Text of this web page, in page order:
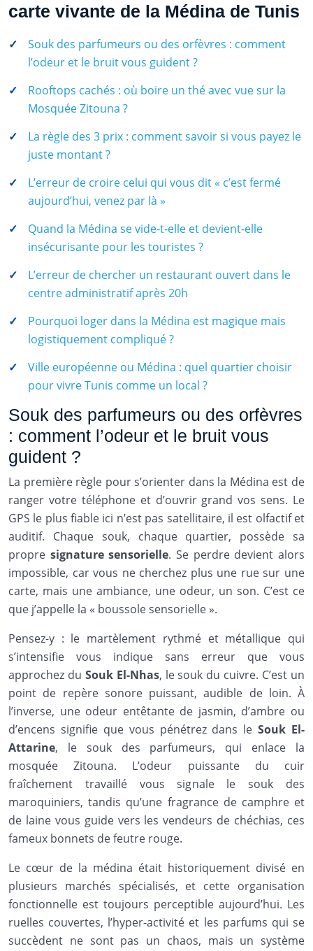
carte vivante de la Médina de Tunis
Souk des parfumeurs ou des orfèvres : comment
l’odeur et le bruit vous guident ?
Rooftops cachés : où boire un thé avec vue sur la
Mosquée Zitouna ?
La règle des 3 prix : comment savoir si vous payez le
juste montant ?
L’erreur de croire celui qui vous dit « c’est fermé
aujourd’hui, venez par là »
Quand la Médina se vide-t-elle et devient-elle
insécurisante pour les touristes ?
L’erreur de chercher un restaurant ouvert dans le
centre administratif après 20h
Pourquoi loger dans la Médina est magique mais
logistiquement compliqué ?
Ville européenne ou Médina : quel quartier choisir
pour vivre Tunis comme un local ?
Souk des parfumeurs ou des orfèvres
: comment l’odeur et le bruit vous
guident ?
La première règle pour s’orienter dans la Médina est de
ranger votre téléphone et d’ouvrir grand vos sens. Le
GPS le plus fiable ici n’est pas satellitaire, il est olfactif et
auditif. Chaque souk, chaque quartier, possède sa
propre signature sensorielle. Se perdre devient alors
impossible, car vous ne cherchez plus une rue sur une
carte, mais une ambiance, une odeur, un son. C’est ce
que j’appelle la « boussole sensorielle ».
Pensez-y : le martèlement rythmé et métallique qui
s’intensifie vous indique sans erreur que vous
approchez du Souk El-Nhas, le souk du cuivre. C’est un
point de repère sonore puissant, audible de loin. À
l’inverse, une odeur entêtante de jasmin, d’ambre ou
d’encens signifie que vous pénétrez dans leSouk El-
Attarine, le souk des parfumeurs, qui enlace la
mosquée Zitouna. L’odeur puissante du cuir
fraîchement travaillé vous signale le souk des
maroquiniers, tandis qu’une fragrance de camphre et
de laine vous guide vers les vendeurs de chéchias, ces
fameux bonnets de feutre rouge.
Le cœur de la médina était historiquement divisé en
plusieurs marchés spécialisés, et cette organisation
fonctionnelle est toujours perceptible aujourd’hui. Les
ruelles couvertes, l’hyper-activité et les parfums qui se
succèdent ne sont pas un chaos, mais un système